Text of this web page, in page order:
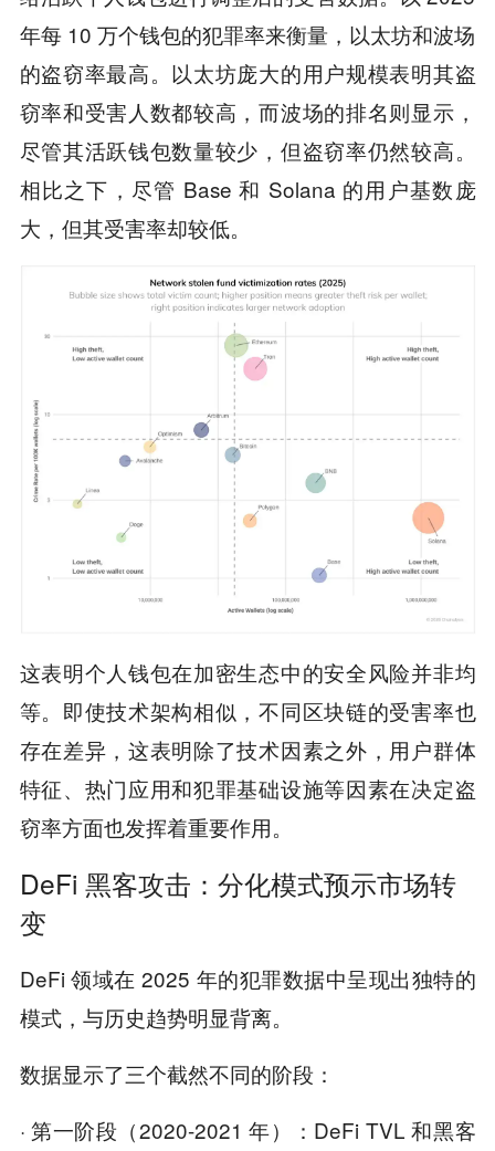
年每 10 万个钱包的犯罪率来衡量，以太坊和波场
的盗窃率最高。以太坊庞大的用户规模表明其盗
窃率和受害人数都较高，而波场的排名则显示，
尽管其活跃钱包数量较少，但盗窃率仍然较高。
相比之下，尽管 Base 和 Solana 的用户基数庞
大，但其受害率却较低。
这表明个人钱包在加密生态中的安全风险并非均
等。即使技术架构相似，不同区块链的受害率也
存在差异，这表明除了技术因素之外，用户群体
特征、热门应用和犯罪基础设施等因素在决定盗
窃率方面也发挥着重要作用。
DeFi 黑客攻击：分化模式预示市场转
变
DeFi 领域在 2025 年的犯罪数据中呈现出独特的
模式，与历史趋势明显背离。
数据显示了三个截然不同的阶段：
· 第一阶段（2020-2021 年）：DeFi TVL 和黑客